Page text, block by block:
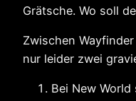
Grätsche. Wo soll
Zwischen
nur leider zwei
Bei New